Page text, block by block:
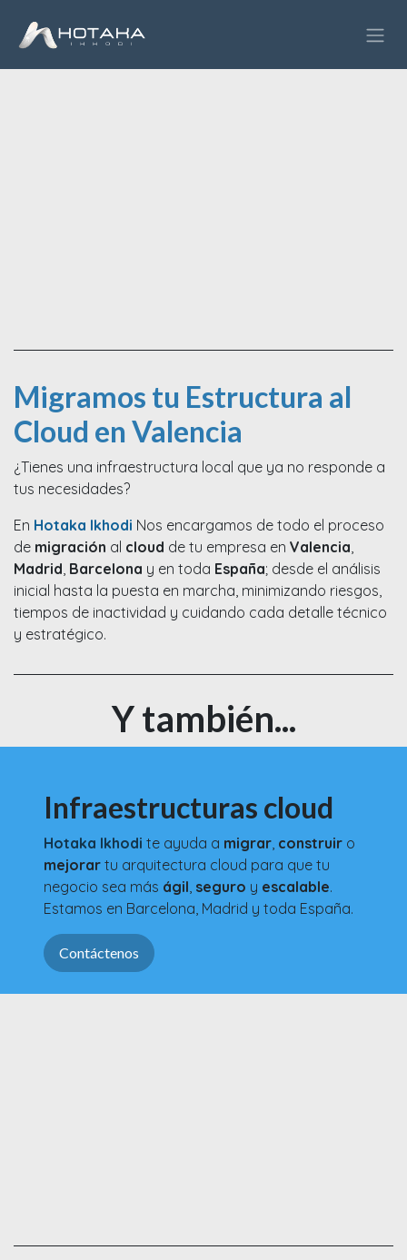
Migramos tu Estructura al
Cloud en Valencia
¿Tienes una infraestructura local que ya no responde a
tus necesidades?
En Hotaka Ikhodi Nos encargamos de todo el proceso
de migración al cloud de tu empresa en Valencia,
Madrid, Barcelona y en toda España; desde el análisis
inicial hasta la puesta en marcha, minimizando riesgos,
tiempos de inactividad y cuidando cada detalle técnico
y estratégico.
Y también...
Infraestructuras cloud
Hotaka Ikhodi te ayuda a migrar, construir o
mejorar tu arquitectura cloud para que tu
negocio sea más ágil, seguro y escalable.
Estamos en Barcelona, Madrid y toda España.
Contáctenos